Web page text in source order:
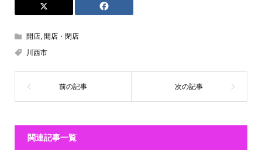
開店, 開店・閉店
川西市
関連記事一覧